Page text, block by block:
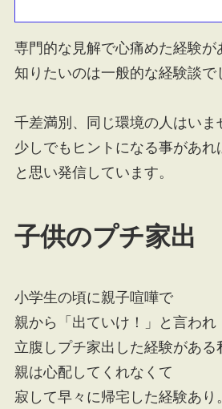
専門的な見解で心痛めた経験が
知りたいのは一般的な経験談で
千差満別、同じ環境の人はいま
少しでもヒントになる事があれ
と思い発信しています。
子供のプチ家出
小学生の頃に親子喧嘩で
親から「出ていけ！」と言われ
立腹しプチ家出した経験がある
親は心配してくれなくて
寂して早々に帰宅した経験あり。